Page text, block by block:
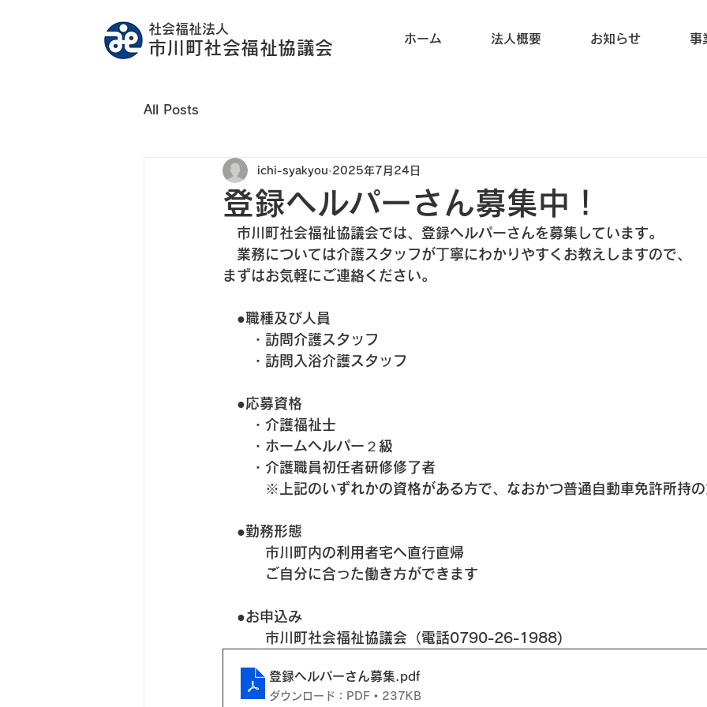
社会福祉法人
市川町社会福祉協議会 ホーム 法人概要 お知らせ 事
All Posts
登録ヘルパーさん募集中！
ichi-syakyou 2025年7月24日
市川町社会福祉協議会では、登録ヘルパーさんを募集しています。
業務については介護スタッフが丁寧にわかりやすくお教えしますので、
まずはお気軽にご連絡ください。
●職種及び人員
・訪問介護スタッフ
・訪問入浴介護スタッフ
●応募資格
・介護福祉士
・ホームヘルパー２級
・介護職員初任者研修修了者
※上記のいずれかの資格がある方で、なおかつ普通自動車免許所持の
●勤務形態
市川町内の利用者宅へ直行直帰
ご自分に合った働き方ができます
●お申込み
市川町社会福祉協議会（電話0790-26-1988)
登録ヘルパーさん募集.pdf
ダウンロード：PDF • 237KB